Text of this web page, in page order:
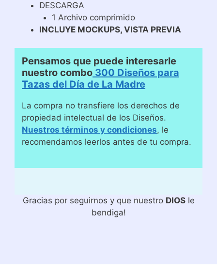
DESCARGA
1 Archivo comprimido
INCLUYE MOCKUPS, VISTA PREVIA
Pensamos que puede interesarle
nuestro combo 300 Diseños para
Tazas del Día de La Madre
La compra no transfiere los derechos de
propiedad intelectual de los Diseños.
Nuestros términos y condiciones, le
recomendamos leerlos antes de tu compra.
Gracias por seguirnos y que nuestro DIOSle
bendiga!